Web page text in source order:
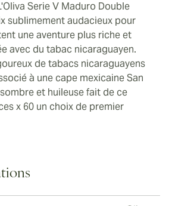
Serie V Maduro Double
sublimement audacieux pour
une aventure plus riche et
avec du tabac nicaraguayen.
de tabacs nicaraguayens
à une cape mexicaine San
et huileuse fait de ce
x 60 un choix de premier